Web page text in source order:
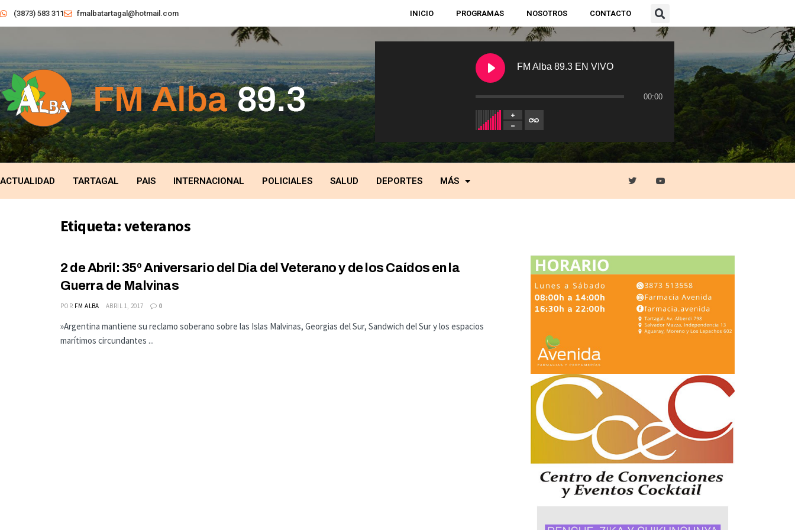
(3873) 583 311 fmalbatartagal@hotmail.com INICIO PROGRAMAS NOSOTROS CONTACTO
FM Alba 89.3 EN VIVO
00:00
ACTUALIDAD TARTAGAL PAIS INTERNACIONAL POLICIALES SALUD DEPORTES MÁS
Etiqueta:veteranos
2 de Abril: 35º Aniversario del Día del Veterano y de los Caídos en la
Guerra de Malvinas
POR FM ALBA ABRIL 1, 2017 0
»Argentina mantiene su reclamo soberano sobre las Islas Malvinas, Georgias del Sur, Sandwich del Sur y los espacios
marítimos circundantes ...